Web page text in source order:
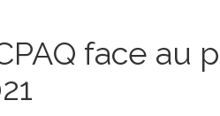
face au